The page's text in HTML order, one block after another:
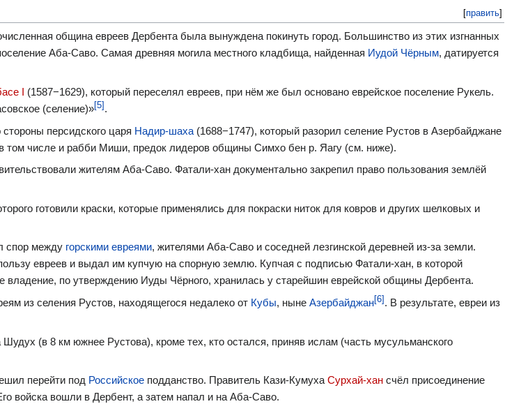
[править]
община евреев Дербента была вынуждена покинуть город. Большинство из этих изгнанных
Аба-Саво. Самая древняя могила местного кладбища, найденная Иудой Чёрным, датируется
I (1587−1629), который переселял евреев, при нём же был основано еврейское поселение Рукель.
(селение)» [5] .
персидского царя Надир-шаха (1688−1747), который разорил селение Рустов в Азербайджане
том числе и рабби Миши, предок лидеров общины Симхо бен р. Яагу (см. ниже).
жителям Аба-Саво. Фатали-хан документально закрепил право пользования землёй
готовили краски, которые применялись для покраски ниток для ковров и других шелковых и
спор между горскими евреями, жителями Аба-Саво и соседней лезгинской деревней из-за земли.
евреев и выдал им купчую на спорную землю. Купчая с подписью Фатали-хан, в которой
владение, по утверждению Иуды Чёрного, хранилась у старейшин еврейской общины Дербента.
из селения Рустов, находящегося недалеко от Кубы, ныне Азербайджан [6] . В результате, евреи из
(в 8 км южнее Рустова), кроме тех, кто остался, приняв ислам (часть мусульманского
перейти под Российское подданство. Правитель Кази-Кумуха Сурхай-хан счёл присоединение
войска вошли в Дербент, а затем напал и на Аба-Саво.